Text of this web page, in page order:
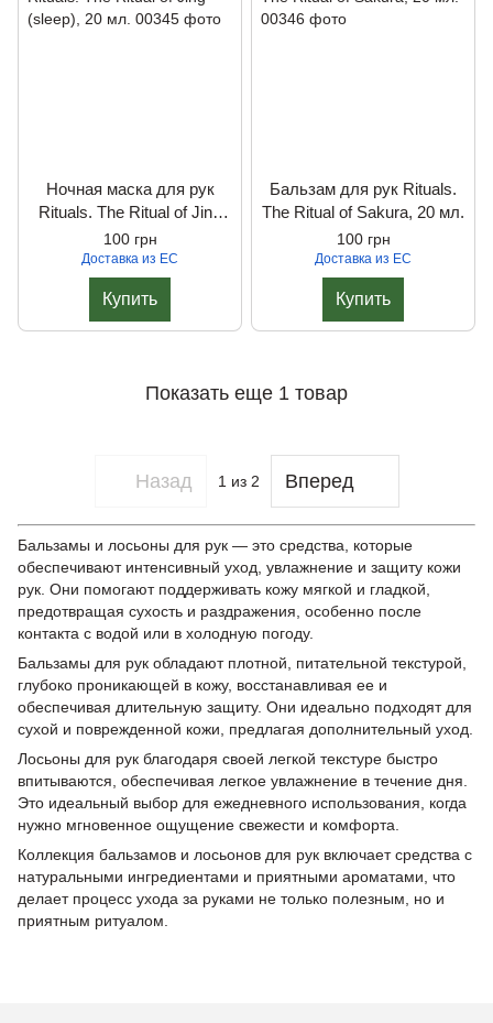
Ночная маска для рук
Rituals. The Ritual of Jing
(sleep), 20 мл.
100 грн
Доставка из ЕС
Купить
Бальзам для рук Rituals.
The Ritual of Sakura, 20 мл.
100 грн
Доставка из ЕС
Купить
Показать еще 1 товар
Назад 1из 2 Вперед
Бальзамы и лосьоны для рук — это средства, которые
обеспечивают интенсивный уход, увлажнение и защиту кожи
рук. Они помогают поддерживать кожу мягкой и гладкой,
предотвращая сухость и раздражения, особенно после
контакта с водой или в холодную погоду.
Бальзамы для рук обладают плотной, питательной текстурой,
глубоко проникающей в кожу, восстанавливая ее и
обеспечивая длительную защиту. Они идеально подходят для
сухой и поврежденной кожи, предлагая дополнительный уход.
Лосьоны для рук благодаря своей легкой текстуре быстро
впитываются, обеспечивая легкое увлажнение в течение дня.
Это идеальный выбор для ежедневного использования, когда
нужно мгновенное ощущение свежести и комфорта.
Коллекция бальзамов и лосьонов для рук включает средства с
натуральными ингредиентами и приятными ароматами, что
делает процесс ухода за руками не только полезным, но и
приятным ритуалом.